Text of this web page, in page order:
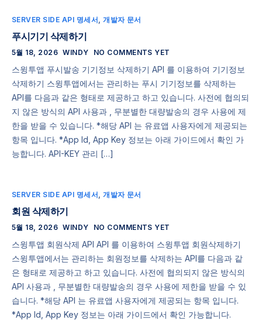
SERVER SIDE API 명세서 ,개발자 문서
푸시기기 삭제하기
5월 18, 2026 WINDY NO COMMENTS YET
스윙투앱 푸시발송 기기정보 삭제하기 API 를 이용하여 기기정보
삭제하기 스윙투앱에서는 관리하는 푸시 기기정보를 삭제하는
API를 다음과 같은 형태로 제공하고 하고 있습니다. 사전에 협의되
지 않은 방식의 API 사용과 , 무분별한 대량발송의 경우 사용에 제
한을 받을 수 있습니다. *해당 API 는 유료앱 사용자에게 제공되는
항목 입니다. *App Id, App Key 정보는 아래 가이드에서 확인 가
능합니다. API-KEY 관리 […]
SERVER SIDE API 명세서 ,개발자 문서
회원 삭제하기
5월 18, 2026 WINDY NO COMMENTS YET
스윙투앱 회원삭제 API API 를 이용하여 스윙투앱 회원삭제하기
스윙투앱에서는 관리하는 회원정보를 삭제하는 API를 다음과 같
은 형태로 제공하고 하고 있습니다. 사전에 협의되지 않은 방식의
API 사용과 , 무분별한 대량발송의 경우 사용에 제한을 받을 수 있
습니다. *해당 API 는 유료앱 사용자에게 제공되는 항목 입니다.
*App Id, App Key 정보는 아래 가이드에서 확인 가능합니다.